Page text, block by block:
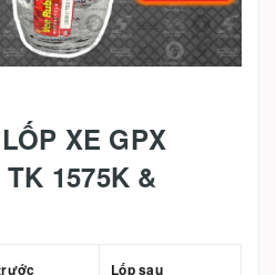
XE GPX
1575K &
Lốp sau